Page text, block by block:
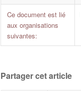
Ce document est lié
aux organisations
suivantes:
Partager cet article